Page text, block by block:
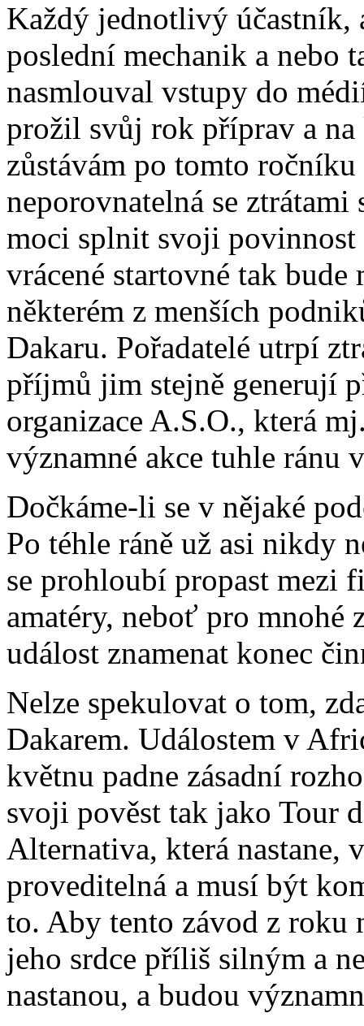
Každý jednotlivý
poslední mechanik a nebo
nasmlouval vstupy do
prožil svůj rok příprav a na
zůstávám po tomto
neporovnatelná se
moci splnit svoji
vrácené startovné tak
některém z menších
Dakaru. Pořadatelé utrpí
příjmů jim stejně generují
organizace A.S.O., která
významné akce tuhle ránu
Dočkáme-li se v nějaké
Po téhle ráně už asi nikdy
se prohloubí propast mezi
amatéry, neboť pro mnohé
událost znamenat konec
Nelze spekulovat o tom,
Dakarem. Událostem v
květnu padne zásadní
svoji pověst tak jako Tour
Alternativa, která nastane,
proveditelná a musí být
to. Aby tento závod z roku
jeho srdce příliš silným a
nastanou, a budou